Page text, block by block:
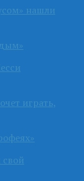
нашли
играть,